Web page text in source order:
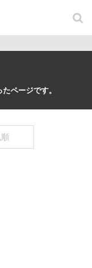
ページです。
順